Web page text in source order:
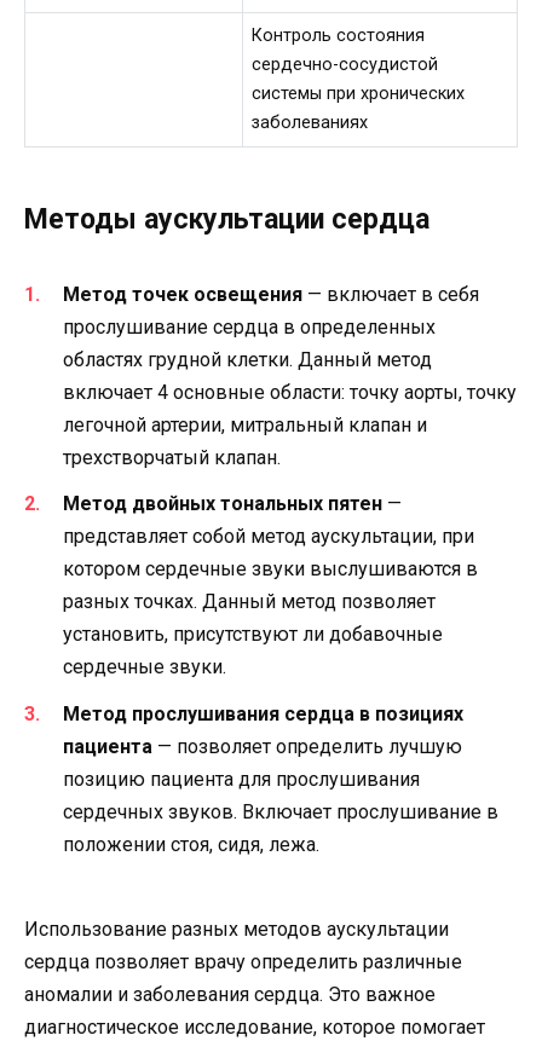
Контроль состояния
сердечно-сосудистой
системы при хронических
заболеваниях
Методы аускультации сердца
Метод точек освещения — включает в себя
прослушивание сердца в определенных
областях грудной клетки. Данный метод
включает 4 основные области: точку аорты, точку
легочной артерии, митральный клапан и
трехстворчатый клапан.
Метод двойных тональных пятен —
представляет собой метод аускультации, при
котором сердечные звуки выслушиваются в
разных точках. Данный метод позволяет
установить, присутствуют ли добавочные
сердечные звуки.
Метод прослушивания сердца в позициях
пациента — позволяет определить лучшую
позицию пациента для прослушивания
сердечных звуков. Включает прослушивание в
положении стоя, сидя, лежа.
Использование разных методов аускультации
сердца позволяет врачу определить различные
аномалии и заболевания сердца. Это важное
диагностическое исследование, которое помогает